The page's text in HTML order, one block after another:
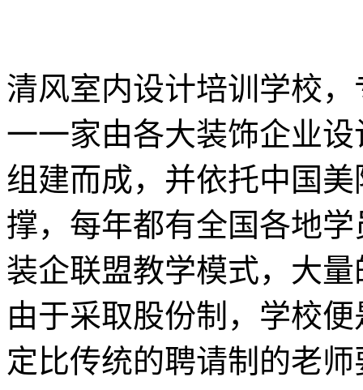
清风室内设计培训学校
一一家由各大装饰企业
组建而成，并依托中国
撑，每年都有全国各地
装企联盟教学模式，大
由于采取股份制，学校
定比传统的聘请制的老